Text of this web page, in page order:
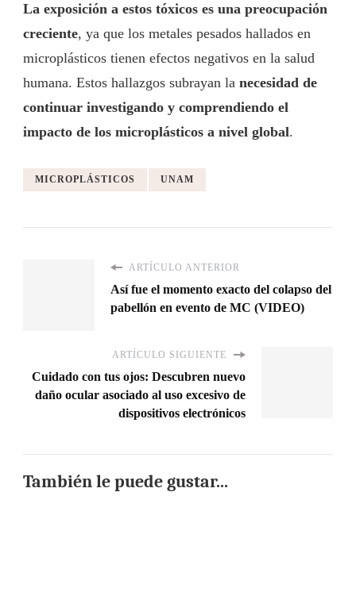
La exposición a estos tóxicos es una preocupación
creciente, ya que los metales pesados hallados en
microplásticos tienen efectos negativos en la salud
humana. Estos hallazgos subrayan la necesidad de
continuar investigando y comprendiendo el
impacto de los microplásticos a nivel global.
MICROPLÁSTICOS UNAM
ARTÍCULO ANTERIOR
Así fue el momento exacto del colapso del
pabellón en evento de MC (VIDEO)
ARTÍCULO SIGUIENTE
Cuidado con tus ojos: Descubren nuevo
daño ocular asociado al uso excesivo de
dispositivos electrónicos
También le puede gustar...